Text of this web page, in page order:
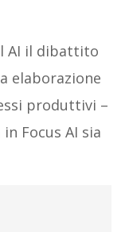
AI il dibattito
elaborazione
produttivi –
Focus AI sia